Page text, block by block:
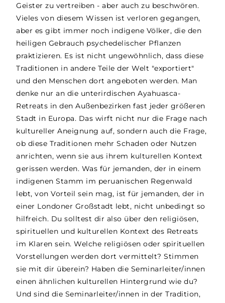
Geister zu vertreiben - aber auch zu beschwören.
Vieles von diesem Wissen ist verloren gegangen,
aber es gibt immer noch indigene Völker, die den
heiligen Gebrauch psychedelischer Pflanzen
praktizieren. Es ist nicht ungewöhnlich, dass diese
Traditionen in andere Teile der Welt "exportiert"
und den Menschen dort angeboten werden. Man
denke nur an die unterirdischen Ayahuasca-
Retreats in den Außenbezirken fast jeder größeren
Stadt in Europa. Das wirft nicht nur die Frage nach
kultureller Aneignung auf, sondern auch die Frage,
ob diese Traditionen mehr Schaden oder Nutzen
anrichten, wenn sie aus ihrem kulturellen Kontext
gerissen werden. Was für jemanden, der in einem
indigenen Stamm im peruanischen Regenwald
lebt, von Vorteil sein mag, ist für jemanden, der in
einer Londoner Großstadt lebt, nicht unbedingt so
hilfreich. Du solltest dir also über den religiösen,
spirituellen und kulturellen Kontext des Retreats
im Klaren sein. Welche religiösen oder spirituellen
Vorstellungen werden dort vermittelt? Stimmen
sie mit dir überein? Haben die Seminarleiter/innen
einen ähnlichen kulturellen Hintergrund wie du?
Und sind die Seminarleiter/innen in der Tradition,